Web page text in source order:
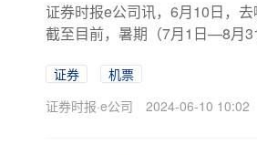
证券时报e公司讯，6月10日，
截至目前，暑期（7月1日—8月
证券
机票
证券时报·e公司
2024-06-10 10:02